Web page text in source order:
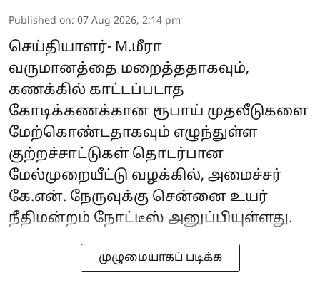
Published on: 07 Aug 2026, 2:14 pm
செய்தியாளர்- M.மீரா
வருமானத்தை மறைத்ததாகவும்,
கணக்கில் காட்டப்படாத
கோடிக்கணக்கான ரூபாய் முதலீடுகளை
மேற்கொண்டதாகவும் எழுந்துள்ள
குற்றச்சாட்டுகள் தொடர்பான
மேல்முறையீட்டு வழக்கில், அமைச்சர்
கே.என். நேருவுக்கு சென்னை உயர்
நீதிமன்றம் நோட்டீஸ் அனுப்பியுள்ளது.
முழுமையாகப் படிக்க